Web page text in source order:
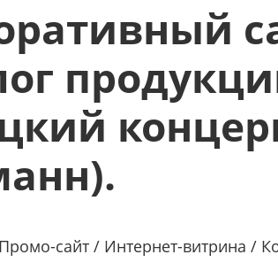
Промо-сайт / Интернет-витрина /